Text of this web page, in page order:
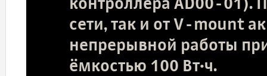
контроллера AD00-01).
сети, так и от V-mount
непрерывной работы
ёмкостью 100 Вт·ч.